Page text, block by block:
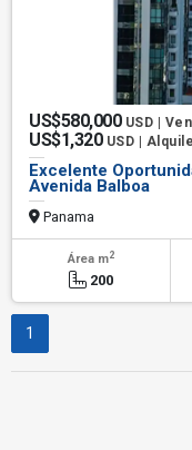
US$580,000 USD |
US$1,320 USD |
Excelente
Avenida Balboa
Panama
Área m2
200
1